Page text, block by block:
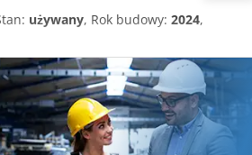
używany, Rok budowy: 2024,